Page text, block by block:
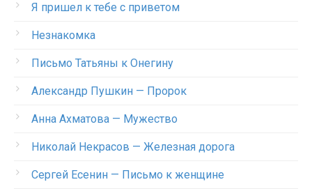
Я пришел к тебе с приветом
Незнакомка
Письмо Татьяны к Онегину
Александр Пушкин — Пророк
Анна Ахматова — Мужество
Николай Некрасов — Железная дорога
Сергей Есенин — Письмо к женщине